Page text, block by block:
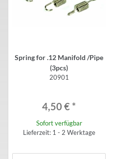
Spring for .12 Manifold /Pipe
(3pcs)
20901
4,50 € *
Sofort verfügbar
Lieferzeit: 1 - 2 Werktage